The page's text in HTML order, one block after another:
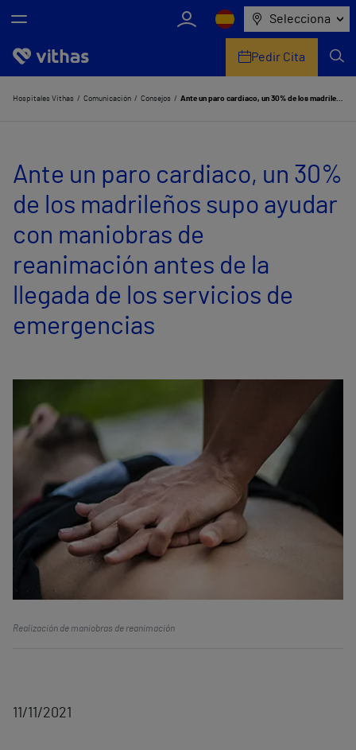
Selecciona
Nosotros
Servicios de salud
Equipo médico y asistencial
Comunicación
Pedir Cita
Hospitales Vithas Comunicación Consejos Ante un paro cardiaco, un 30% de los madrileños supo ayudar con maniobras de reanimación antes de la llegada de los servicios de emergencias
Ante un paro cardiaco, un 30%
de los madrileños supo ayudar
con maniobras de
reanimación antes de la
llegada de los servicios de
emergencias
Realización de maniobras de reanimación
11/11/2021